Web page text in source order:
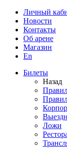
Личный
Новости
Контакты
Об арене
Магазин
En
Билеты
Назад
Ложи